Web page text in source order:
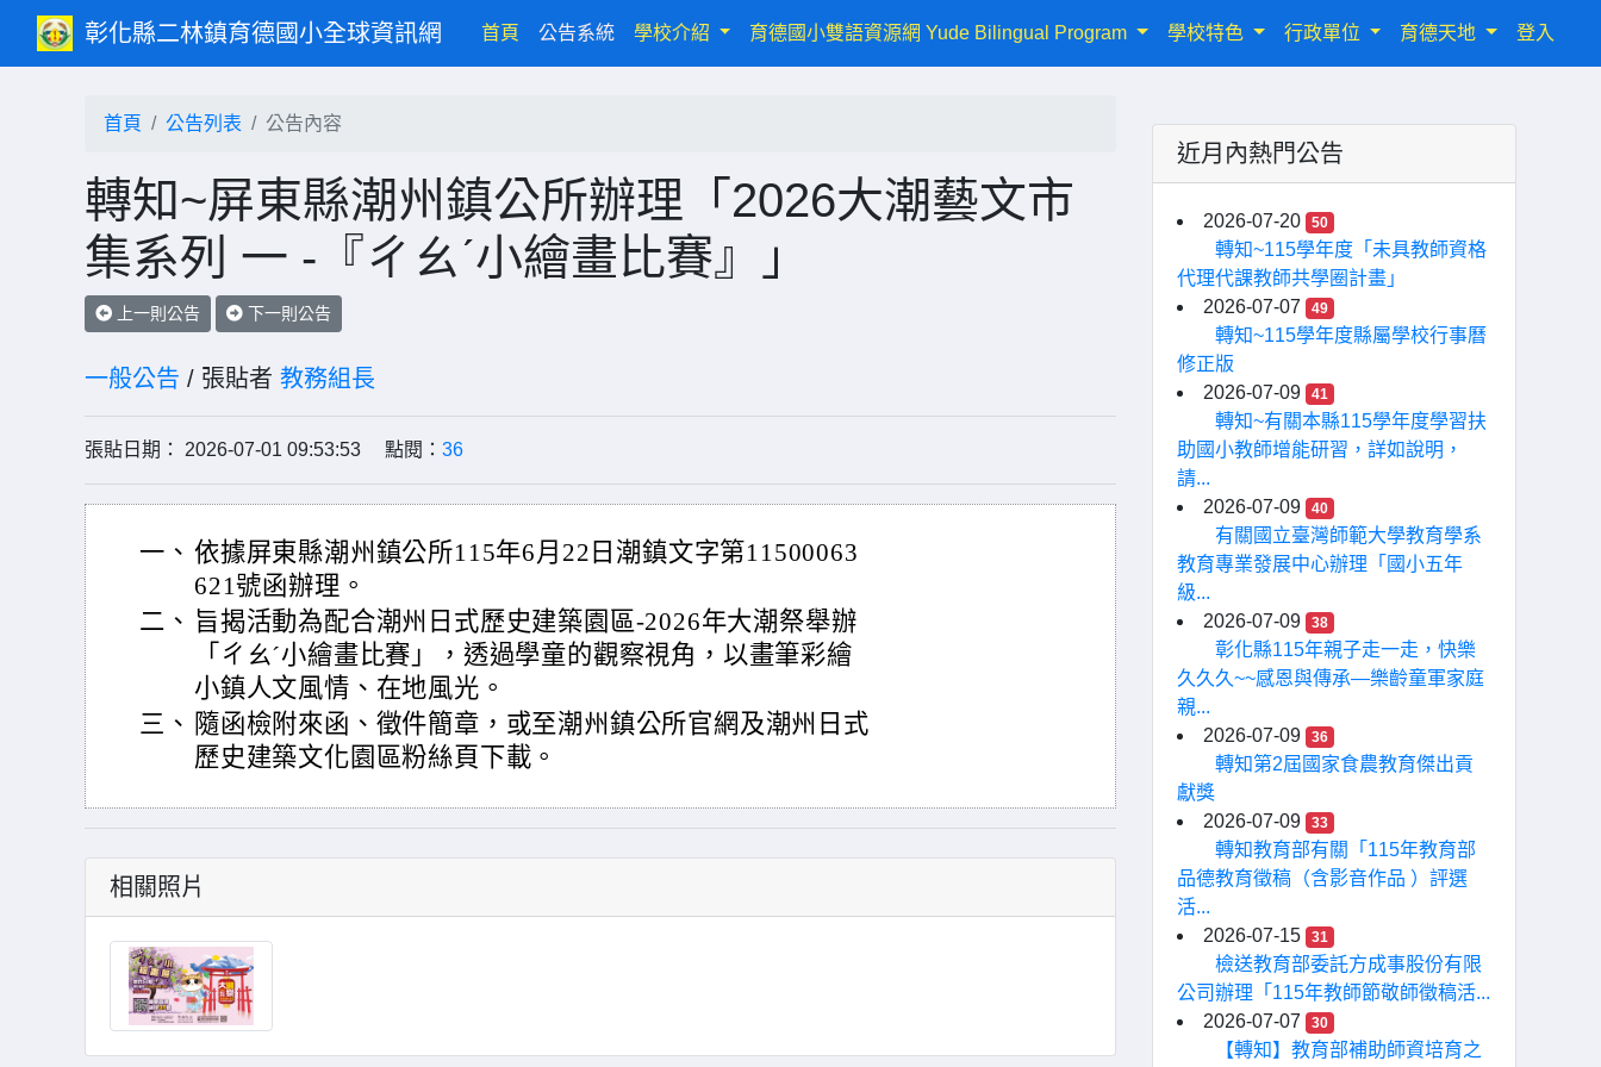
彰化縣二林鎮育德國小全球資訊網 首頁(current)
公告系統 學校介紹 育德國小雙語資源網 Yude Bilingual Program 學校特色 行政單位 育德天地 登入
首頁 公告列表 公告內容
轉知~屏東縣潮州鎮公所辦理「2026大潮藝文市
集系列 一 -『ㄔㄠˊ小繪畫比賽』」
上一則公告 下一則公告
一般公告 / 張貼者 教務組長
張貼日期： 2026-07-01 09:53:53 點閱： 36
一、 依據屏東縣潮州鎮公所115年6月22日潮鎮文字第11500063
621號函辦理。
二、 旨揭活動為配合潮州日式歷史建築園區-2026年大潮祭舉辦
「ㄔㄠˊ小繪畫比賽」，透過學童的觀察視角，以畫筆彩繪
小鎮人文風情、在地風光。
三、 隨函檢附來函、徵件簡章，或至潮州鎮公所官網及潮州日式
歷史建築文化園區粉絲頁下載。
相關照片
近月內熱門公告
2026-07-20 50
轉知~115學年度「未具教師資格
代理代課教師共學圈計畫」
2026-07-07
49
轉知~115學年度縣屬學校行事曆
修正版
2026-07-09
41
轉知~有關本縣115學年度學習扶
助國小教師增能研習，詳如說明，
請...
2026-07-09
40
有關國立臺灣師範大學教育學系
教育專業發展中心辦理「國小五年
級...
2026-07-09
38
彰化縣115年親子走一走，快樂
久久久~~感恩與傳承—樂齡童軍家庭
親...
2026-07-09
36
轉知第2屆國家食農教育傑出貢
獻獎
2026-07-09
33
轉知教育部有關「115年教育部
品德教育徵稿（含影音作品 ）評選
活...
2026-07-15
31
檢送教育部委託方成事股份有限
公司辦理「115年教師節敬師徵稿活...
2026-07-07
30
【轉知】教育部補助師資培育之